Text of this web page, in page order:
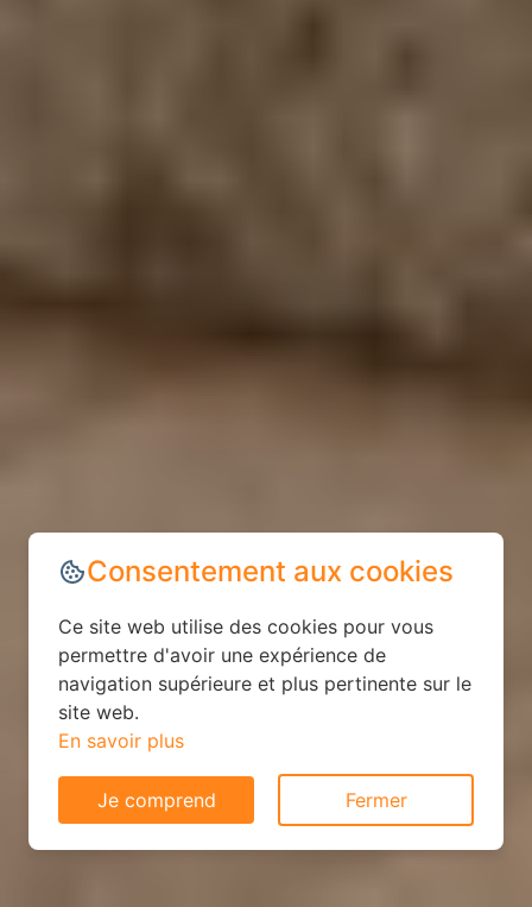
Consentement aux cookies
Ce site web utilise des cookies pour vous
permettre d'avoir une expérience de
navigation supérieure et plus pertinente sur le
site web.
En savoir plus
Je comprend Fermer